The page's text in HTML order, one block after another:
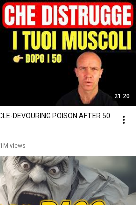
21:20
DEVOURING POISON AFTER 50
views